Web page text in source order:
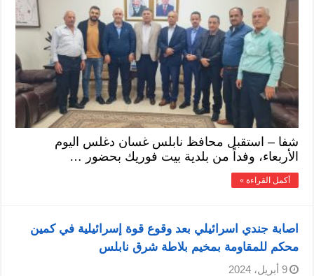
شفا – استقبل محافظ نابلس غسان دغلس اليوم
الأربعاء، وفداً من بلدية بيت فوريك بحضور …
أكمل القراءة »
اصابة جندي اسرائيلي بعد وقوع قوة إسرائيلية في كمين
محكم للمقاومة بمخيم بلاطة شرق نابلس
9 أبريل، 2024